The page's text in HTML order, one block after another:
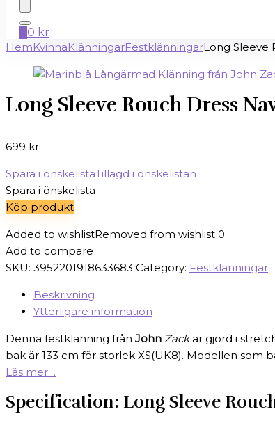
0 kr
HemKvinnaKlänningarFestklänningarLong Sleeve
Long Sleeve Rouch Dress
699 kr
Spara i önskelistaTillagd i önskelistan
Spara i önskelista
Köp produkt
Added to wishlistRemoved from wishlist 0
Add to compare
SKU: 3952201918633683 Category: Festklänningar
Beskrivning
Ytterligare information
Denna festklänning från John Zackär gjord i
bak är 133 cm för storlek XS(UK8). Modellen som
Läs mer…
Specification: Long Sleeve